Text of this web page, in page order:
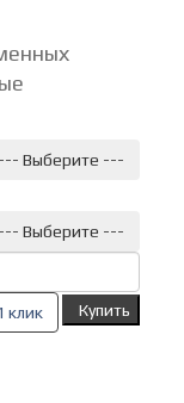
--- Выберите ---
--- Выберите ---
клик Купить